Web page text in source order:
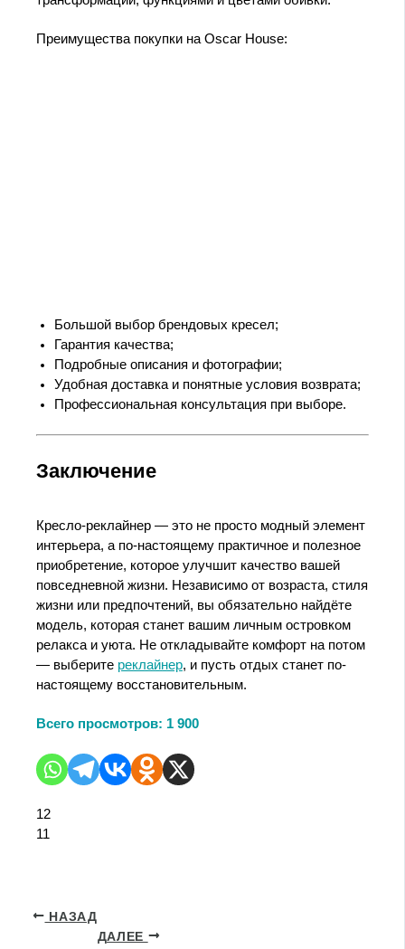
Преимущества покупки на Oscar House:
Большой выбор брендовых кресел;
Гарантия качества;
Подробные описания и фотографии;
Удобная доставка и понятные условия возврата;
Профессиональная консультация при выборе.
Заключение
Кресло-реклайнер — это не просто модный элемент
интерьера, а по-настоящему практичное и полезное
приобретение, которое улучшит качество вашей
повседневной жизни. Независимо от возраста, стиля
жизни или предпочтений, вы обязательно найдёте
модель, которая станет вашим личным островком
релакса и уюта. Не откладывайте комфорт на потом
— выберите реклайнер, и пусть отдых станет по-
настоящему восстановительным.
Всего просмотров: 1 900
12
11
НАЗАД
ДАЛЕЕ